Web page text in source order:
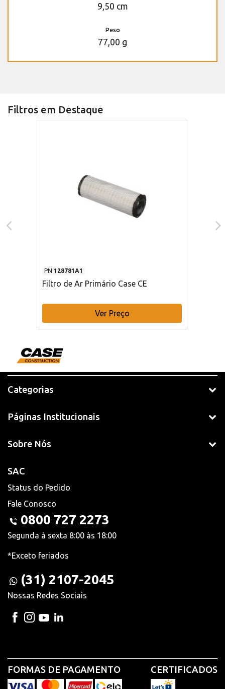
9,50 cm
Peso
77,00 g
Filtros em Destaque
PN 128781A1
Filtro de Ar Primário Case CE
Ver Preço
Categorias
Páginas Institucionais
Sobre Nós
SAC
Status do Pedido
Fale Conosco
0800 727 2273
Segunda à sexta 8:00 às 18:00
*Exceto feriados
(31) 2107-2045
Nossas Redes Sociais
FORMAS DE PAGAMENTO CERTIFICADOS